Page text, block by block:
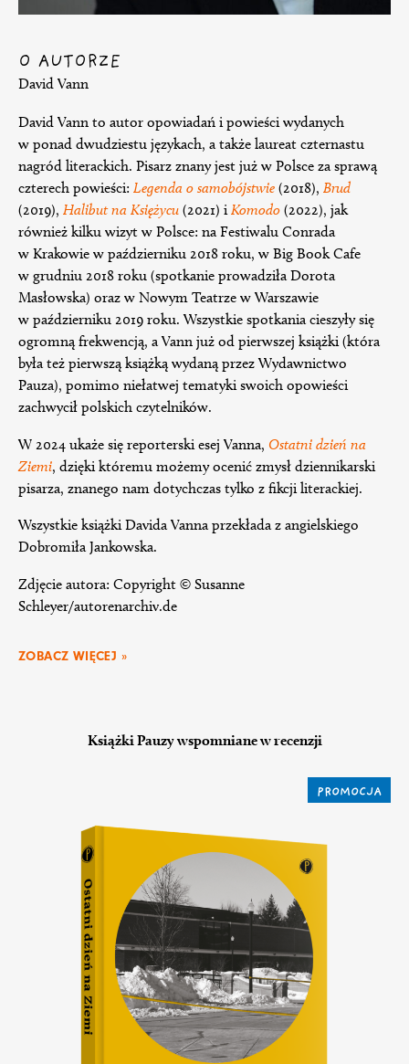
O AUTORZE
David Vann
David Vann to autor opowiadań i powieści wydanych
w ponad dwudziestu językach, a także laureat czternastu
nagród literackich. Pisarz znany jest już w Polsce za sprawą
czterech powieści: Legenda o samobójstwie (2018), Brud
(2019), Halibut na Księżycu (2021) iKomodo (2022), jak
również kilku wizyt w Polsce: na Festiwalu Conrada
w Krakowie w październiku 2018 roku, w Big Book Cafe
w grudniu 2018 roku (spotkanie prowadziła Dorota
Masłowska) oraz w Nowym Teatrze w Warszawie
w październiku 2019 roku. Wszystkie spotkania cieszyły się
ogromną frekwencją, a Vann już od pierwszej książki (która
była też pierwszą książką wydaną przez Wydawnictwo
Pauza), pomimo niełatwej tematyki swoich opowieści
zachwycił polskich czytelników.
W 2024 ukaże się reporterski esej Vanna, Ostatni dzień na
Ziemi, dzięki któremu możemy ocenić zmysł dziennikarski
pisarza, znanego nam dotychczas tylko z fikcji literackiej.
Wszystkie książki Davida Vanna przekłada z angielskiego
Dobromiła Jankowska.
Zdjęcie autora: Copyright © Susanne
Schleyer/autorenarchiv.de
ZOBACZ WIĘCEJ »
Książki Pauzy wspomniane w recenzji
PROMOCJA